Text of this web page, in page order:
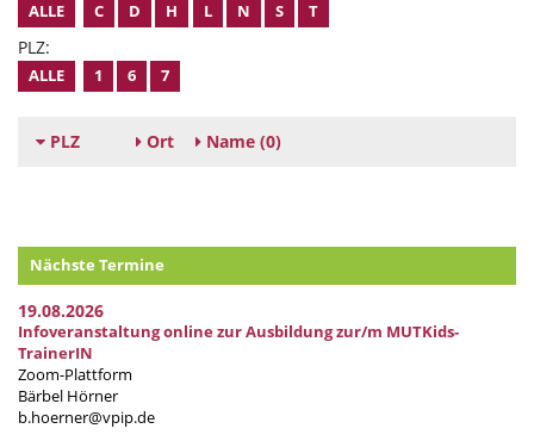
ALLE C D H L N S T
PLZ:
ALLE 1 6 7
PLZ Ort Name (0)
Nächste Termine
19.08.2026
Infoveranstaltung online zur Ausbildung zur/m MUTKids-
TrainerIN
Zoom-Plattform
Bärbel Hörner
b.hoerner@vpip.de